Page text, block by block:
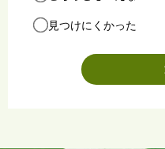
見つけにくかった